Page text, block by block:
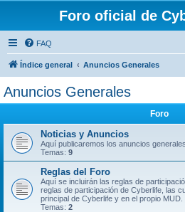
Foro oficial de
FAQ
Índice general Anuncios Generales
Anuncios Generales
Foro
Noticias y Anuncios
Aquí publicaremos los anuncios
Temas: 9
Reglas del Foro
Aquí se incluirán las reglas de
reglas de participación de Cyberlife, las
principal de Cyberlife y en el propio MUD.
Temas: 2